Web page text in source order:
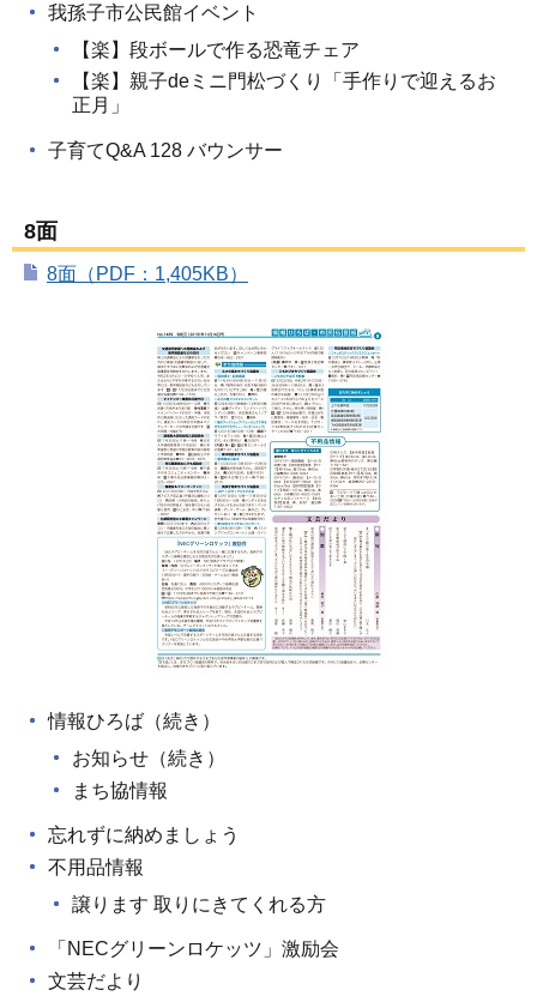
我孫子市公民館イベント
【楽】段ボールで作る恐竜チェア
【楽】親子deミニ門松づくり「手作りで迎えるお
正月」
子育てQ&A 128 バウンサー
8面
8面（PDF：1,405KB）
情報ひろば（続き）
お知らせ（続き）
まち協情報
忘れずに納めましょう
不用品情報
譲ります 取りにきてくれる方
「NECグリーンロケッツ」激励会
文芸だより